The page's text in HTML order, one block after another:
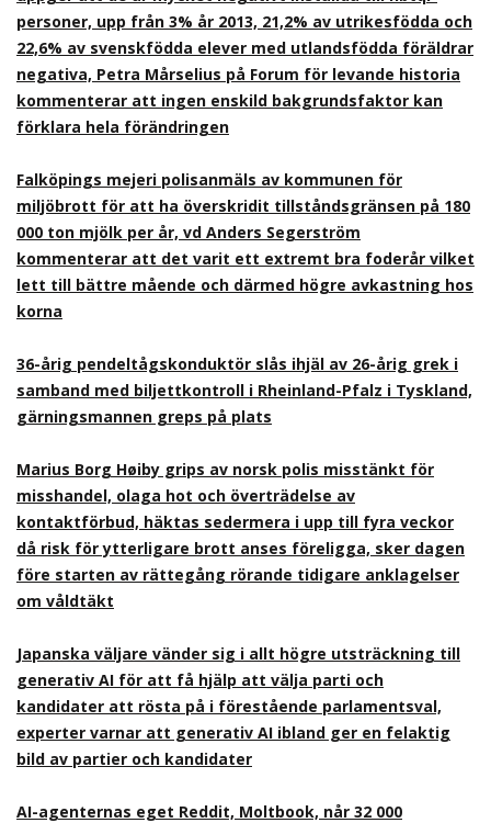
personer, upp från 3% år 2013, 21,2% av utrikesfödda och
22,6% av svenskfödda elever med utlandsfödda föräldrar
negativa, Petra Mårselius på Forum för levande historia
kommenterar att ingen enskild bakgrundsfaktor kan
förklara hela förändringen
Falköpings mejeri polisanmäls av kommunen för
miljöbrott för att ha överskridit tillståndsgränsen på 180
000 ton mjölk per år, vd Anders Segerström
kommenterar att det varit ett extremt bra foderår vilket
lett till bättre mående och därmed högre avkastning hos
korna
36-årig pendeltågskonduktör slås ihjäl av 26-årig grek i
samband med biljettkontroll i Rheinland-Pfalz i Tyskland,
gärningsmannen greps på plats
Marius Borg Høiby grips av norsk polis misstänkt för
misshandel, olaga hot och överträdelse av
kontaktförbud, häktas sedermera i upp till fyra veckor
då risk för ytterligare brott anses föreligga, sker dagen
före starten av rättegång rörande tidigare anklagelser
om våldtäkt
Japanska väljare vänder sig i allt högre utsträckning till
generativ AI för att få hjälp att välja parti och
kandidater att rösta på i förestående parlamentsval,
experter varnar att generativ AI ibland ger en felaktig
bild av partier och kandidater
AI-agenternas eget Reddit, Moltbook, når 32 000